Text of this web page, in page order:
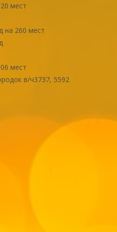
мест
на 260 мест
мест
в/ч3737, 5592